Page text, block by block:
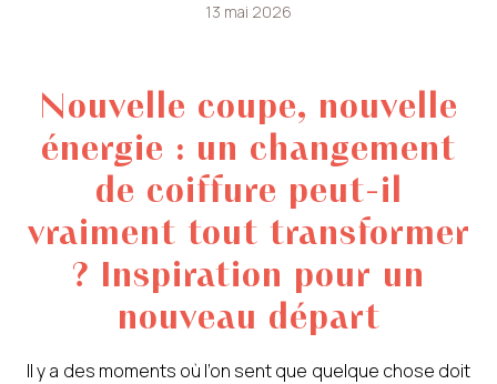
13 mai 2026
Nouvelle coupe, nouvelle
énergie : un changement
de coiffure peut-il
vraiment tout transformer
? Inspiration pour un
nouveau départ
Il y a des moments où l’on sent que quelque chose doit